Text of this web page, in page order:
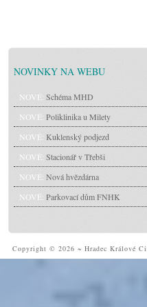
NOVINKY NA WEBU
NOVÉ: Schéma MHD
NOVÉ: Poliklinika u Milety
NOVÉ: Kuklenský podjezd
NOVÉ: Stacionář v Třebši
NOVÉ: Nová hvězdárna
NOVÉ: Parkovací dům FNHK
Copyright © 2026 ~ Hradec Králové